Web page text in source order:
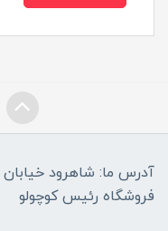
آدرس ما: شاهرود خیابان
فروشگاه رئیس کوچولو